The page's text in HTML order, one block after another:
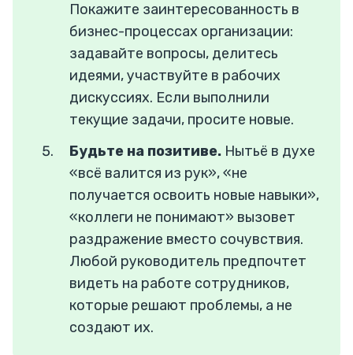
Покажите заинтересованность в
бизнес-процессах организации:
задавайте вопросы, делитесь
идеями, участвуйте в рабочих
дискуссиях. Если выполнили
текущие задачи, просите новые.
Будьте на позитиве. Нытьё в духе
«всё валится из рук», «не
получается освоить новые навыки»,
«коллеги не понимают» вызовет
раздражение вместо сочувствия.
Любой руководитель предпочтет
видеть на работе сотрудников,
которые решают проблемы, а не
создают их.